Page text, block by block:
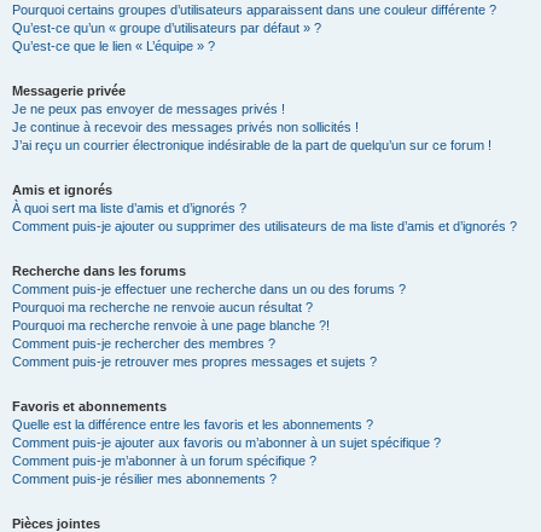
Pourquoi certains groupes d’utilisateurs apparaissent dans une couleur différente ?
Qu’est-ce qu’un « groupe d’utilisateurs par défaut » ?
Qu’est-ce que le lien « L’équipe » ?
Messagerie privée
Je ne peux pas envoyer de messages privés !
Je continue à recevoir des messages privés non sollicités !
J’ai reçu un courrier électronique indésirable de la part de quelqu’un sur ce forum !
Amis et ignorés
À quoi sert ma liste d’amis et d’ignorés ?
Comment puis-je ajouter ou supprimer des utilisateurs de ma liste d’amis et d’ignorés ?
Recherche dans les forums
Comment puis-je effectuer une recherche dans un ou des forums ?
Pourquoi ma recherche ne renvoie aucun résultat ?
Pourquoi ma recherche renvoie à une page blanche ?!
Comment puis-je rechercher des membres ?
Comment puis-je retrouver mes propres messages et sujets ?
Favoris et abonnements
Quelle est la différence entre les favoris et les abonnements ?
Comment puis-je ajouter aux favoris ou m’abonner à un sujet spécifique ?
Comment puis-je m’abonner à un forum spécifique ?
Comment puis-je résilier mes abonnements ?
Pièces jointes